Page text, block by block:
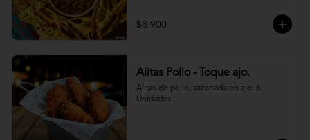
$8.900
Alitas Pollo - Toque ajo.
Alitas de pollo, sazonada en ajo. 6
Unidades